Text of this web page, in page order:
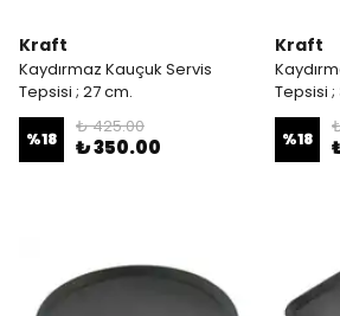
Kraft
Kaydırmaz Kauçuk Servis
Tepsisi ; 27 cm.
%18
₺ 425.00
₺ 350.00
Kraft
Tepsisi
%18